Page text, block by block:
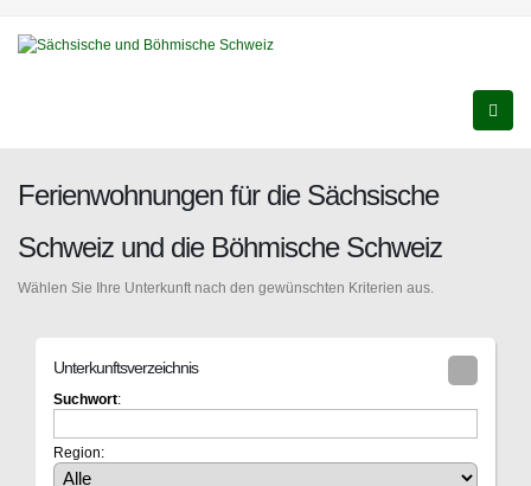
Ferienwohnungen für die Sächsische
Schweiz und die Böhmische Schweiz
Wählen Sie Ihre Unterkunft nach den gewünschten Kriterien aus.
Unterkunftsverzeichnis
Suchwort:
Region: